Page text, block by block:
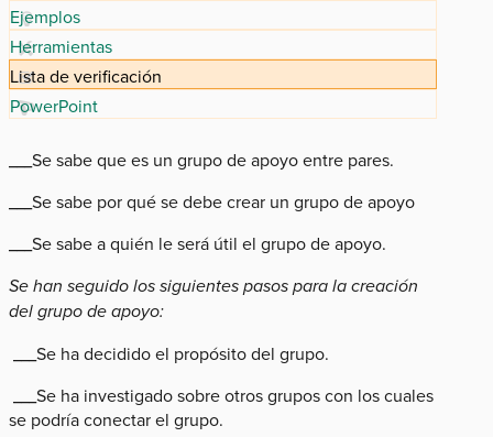
Ejemplos
Herramientas
Lista de verificación
PowerPoint
___Se sabe que es un grupo de apoyo entre pares.
___Se sabe por qué se debe crear un grupo de apoyo
___Se sabe a quién le será útil el grupo de apoyo.
Se han seguido los siguientes pasos para la creación
del grupo de apoyo:
___Se ha decidido el propósito del grupo.
___Se ha investigado sobre otros grupos con los cuales
se podría conectar el grupo.